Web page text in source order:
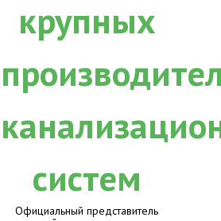
Официальный представитель